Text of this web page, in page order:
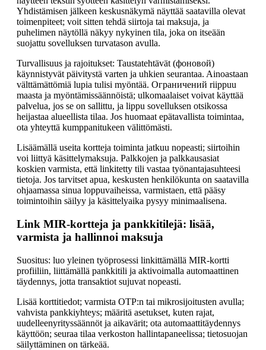
Yhdistämisen jälkeen keskusnäkymä näyttää saatavilla olevat
toimenpiteet; voit sitten tehdä siirtoja tai maksuja, ja
puhelimen näytöllä näkyy nykyinen tila, joka on itseään
suojattu sovelluksen turvatason avulla.
Turvallisuus ja rajoitukset: Taustatehtävät (фоновой)
käynnistyvät päivitystä varten ja uhkien seurantaa. Ainoastaan
välttämättömiä lupia tulisi myöntää. Ограничений riippuu
maasta ja myöntämissäännöistä; ulkomaalaiset voivat käyttää
palvelua, jos se on sallittu, ja lippu sovelluksen otsikossa
heijastaa alueellista tilaa. Jos huomaat epätavallista toimintaa,
ota yhteyttä kumppanitukeen välittömästi.
Lisäämällä useita kortteja toiminta jatkuu nopeasti; siirtoihin
voi liittyä käsittelymaksuja. Palkkojen ja palkkausasiat
koskien varmista, että linkitetty tili vastaa työnantajasuhteesi
tietoja. Jos tarvitset apua, keskusten henkilökunta on saatavilla
ohjaamassa sinua loppuvaiheissa, varmistaen, että pääsy
toimintoihin säilyy ja käsittelyaika pysyy minimaalisena.
Link MIR-kortteja ja pankkitilejä: lisää,
varmista ja hallinnoi maksuja
Suositus: luo yleinen työprosessi linkittämällä MIR-kortti
profiiliin, liittämällä pankkitili ja aktivoimalla automaattinen
täydennys, jotta transaktiot sujuvat nopeasti.
Lisää korttitiedot; varmista OTP:n tai mikrosijoitusten avulla;
vahvista pankkiyhteys; määritä asetukset, kuten rajat,
uudelleenyrityssäännöt ja aikavärit; ota automaattitäydennys
käyttöön; seuraa tilaa verkoston hallintapaneelissa; tietosuojan
säilyttäminen on tärkeää.